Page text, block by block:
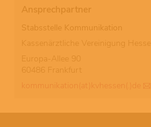
Ansprechpartner
Stabsstelle Kommunikation
Kassenärztliche Vereinigung Hessen
Europa-Allee 90
60486 Frankfurt
kommunikation(at)kvhessen(.)de